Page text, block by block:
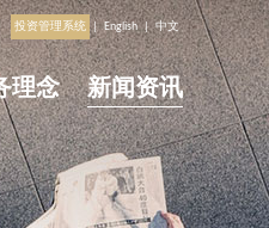
理念 新闻资讯
投资管理系统 | English | 中文